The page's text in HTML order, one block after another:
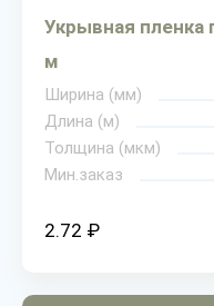
Укрывная пленка
м
Ширина (мм)
Длина (м)
Толщина (мкм)
Мин.заказ
2.72 ₽